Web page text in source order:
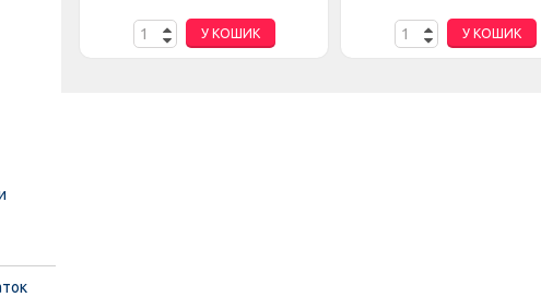
У КОШИК У КОШИК